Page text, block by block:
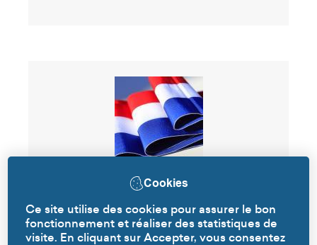
Cookies
Ce site utilise des cookies pour assurer le bon
fonctionnement et réaliser des statistiques de
visite. En cliquant sur Accepter, vous consentez
Ordre du jour du conseil
municipal du 24 juin 2019